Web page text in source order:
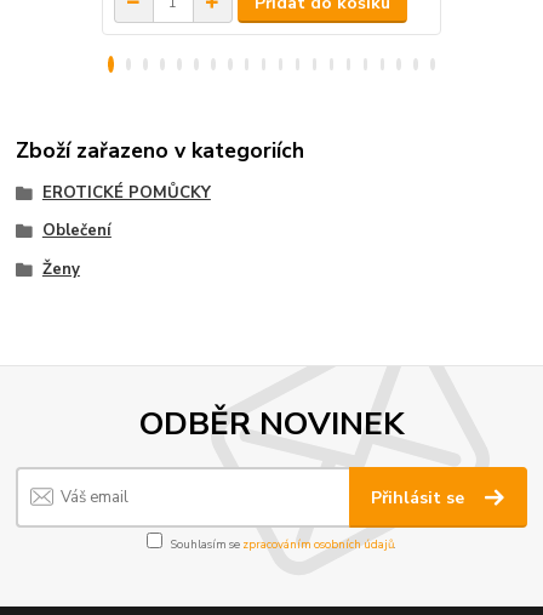
Zboží zařazeno v kategoriích
EROTICKÉ POMŮCKY
Oblečení
Ženy
ODBĚR NOVINEK
Přihlásit se
Souhlasím se zpracováním osobních údajů.